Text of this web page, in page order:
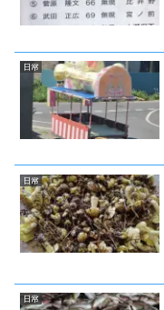
日常
日常
日常